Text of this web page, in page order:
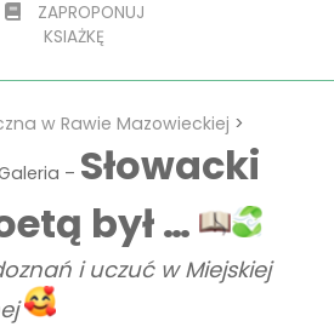
ZAPROPONUJ
KSIAŻKĘ
w Rawie Mazowieckiej >
– Słowacki
był …
i uczuć w Miejskiej